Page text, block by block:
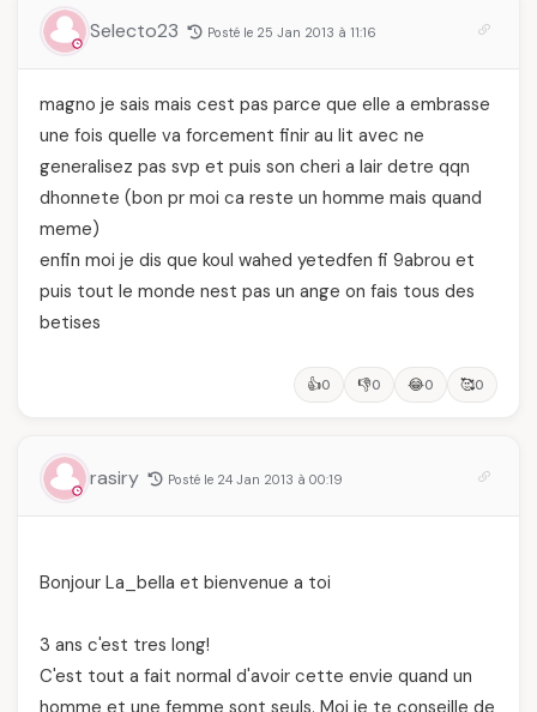
Selecto23 Posté le 25 Jan 2013 à 11:16
magno je sais mais cest pas parce que elle a embrasse
une fois quelle va forcement finir au lit avec ne
generalisez pas svp et puis son cheri a lair detre qqn
dhonnete (bon pr moi ca reste un homme mais quand
meme)
enfin moi je dis que koul wahed yetedfen fi 9abrou et
puis tout le monde nest pas un ange on fais tous des
betises
👍0 👎0 😂0 🥰0
rasiry Posté le 24 Jan 2013 à 00:19
Bonjour La_bella et bienvenue a toi
3 ans c'est tres long!
C'est tout a fait normal d'avoir cette envie quand un
homme et une femme sont seuls. Moi je te conseille de